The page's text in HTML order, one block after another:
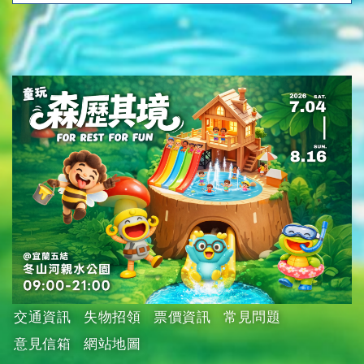
交通資訊 失物招領 票價資訊
常見問題
意見信箱
網站地圖